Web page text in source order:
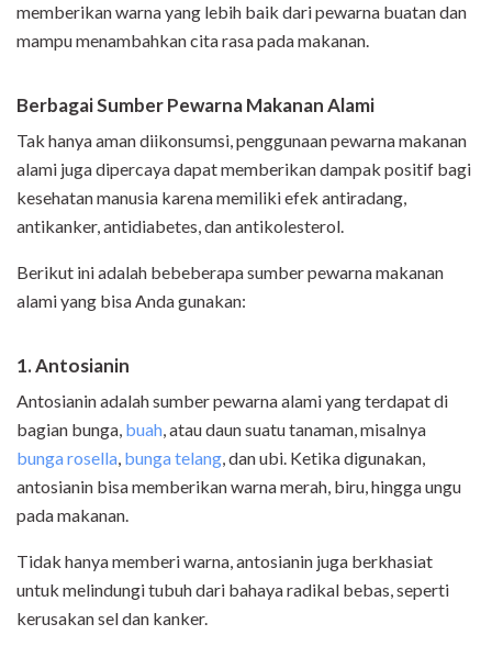
memberikan warna yang lebih baik dari pewarna buatan dan
mampu menambahkan cita rasa pada makanan.
Berbagai Sumber Pewarna Makanan Alami
Tak hanya aman diikonsumsi, penggunaan pewarna makanan
alami juga dipercaya dapat memberikan dampak positif bagi
kesehatan manusia karena memiliki efek antiradang,
antikanker, antidiabetes, dan antikolesterol.
Berikut ini adalah bebeberapa sumber pewarna makanan
alami yang bisa Anda gunakan:
1. Antosianin
Antosianin adalah sumber pewarna alami yang terdapat di
bagian bunga, buah, atau daun suatu tanaman, misalnya
bunga rosella, bunga telang, dan ubi. Ketika digunakan,
antosianin bisa memberikan warna merah, biru, hingga ungu
pada makanan.
Tidak hanya memberi warna, antosianin juga berkhasiat
untuk melindungi tubuh dari bahaya radikal bebas, seperti
kerusakan sel dan kanker.